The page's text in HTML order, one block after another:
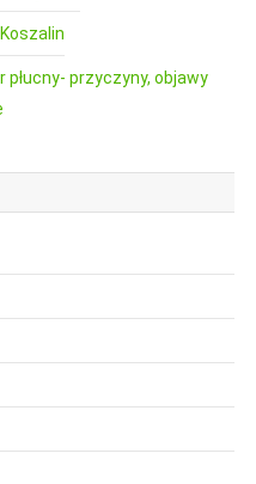
płucny- przyczyny, objawy